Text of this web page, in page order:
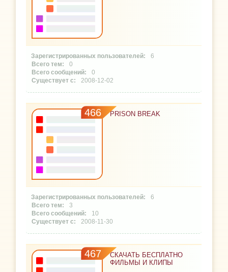
6
0
0
2008-12-02
466 PRISON BREAK
6
3
10
2008-11-30
467
СКАЧАТЬ БЕСПЛАТНО
ФИЛЬМЫ И КЛИПЫ